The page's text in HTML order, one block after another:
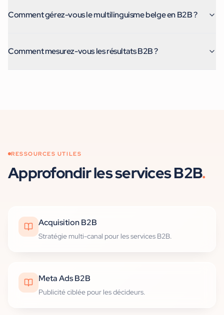
Comment gérez-vous le multilinguisme belge en B2B ?
Comment mesurez-vous les résultats B2B ?
RESSOURCES UTILES
Approfondirles services B2B.
Acquisition B2B
Stratégie multi-canal pour les services B2B.
Meta Ads B2B
Publicité ciblée pour les décideurs.